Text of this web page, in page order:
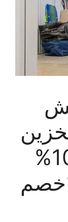
اثاث باحترافية100%
بـ20%خصم